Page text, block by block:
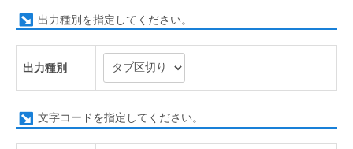
出力種別を指定してください。
出力種別
文字コードを指定してください。